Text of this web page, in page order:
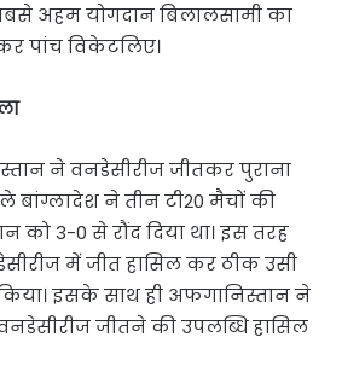
अहम योगदान बिलालसामी का
पांच विकेटलिए।
ने वनडेसीरीज जीतकर पुराना
बांग्लादेश ने तीन टी20 मैचों की
को 3-0 से रौंद दिया था। इस तरह
में जीत हासिल कर ठीक उसी
इसके साथ ही अफगानिस्तान ने
जीतने की उपलब्धि हासिल